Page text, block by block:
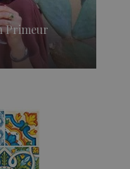
Primeur